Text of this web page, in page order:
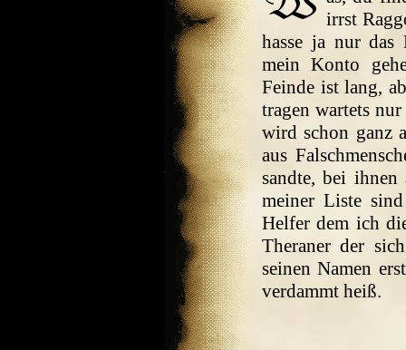
irrst
hasse ja nur das
mein Konto
Feinde ist lang,
tragen wartets
wird schon ganz
aus
sandte, bei
meiner Liste
Helfer dem ich
Theraner der
seinen Namen
verdammt heiß.